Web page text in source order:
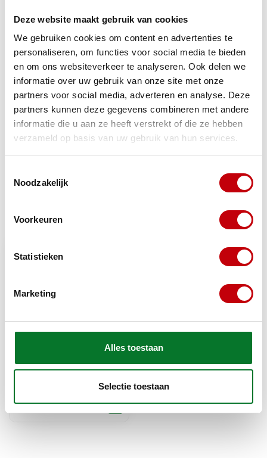
Deze website maakt gebruik van cookies
We gebruiken cookies om content en advertenties te
personaliseren, om functies voor social media te bieden
en om ons websiteverkeer te analyseren. Ook delen we
informatie over uw gebruik van onze site met onze
partners voor social media, adverteren en analyse. Deze
partners kunnen deze gegevens combineren met andere
informatie die u aan ze heeft verstrekt of die ze hebben
verzameld op basis van uw gebruik van hun services.
Noodzakelijk
Voorkeuren
Statistieken
Marketing
Alles toestaan
Selectie toestaan
Productomschrijving
Specificaties
Gerelateerde producten
TypeError: Failed to fetch
Recent bekeken Bekijk alle producten
Luma
€16,59
Op voorraad bij
leverancier